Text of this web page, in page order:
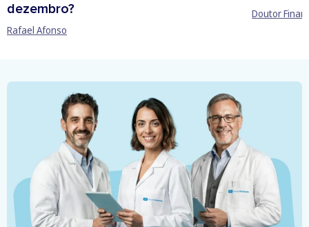
dezembro?
Rafael Afonso
Doutor